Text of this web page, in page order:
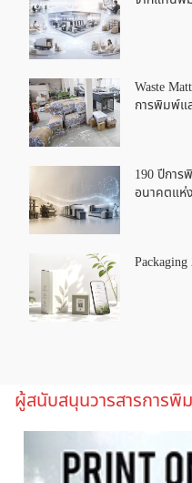
Waste
การพิมพ์แ
190 ปีกา
อนาคตแห่
Packaging
ผู้สนับสนุนวารสารการพิ